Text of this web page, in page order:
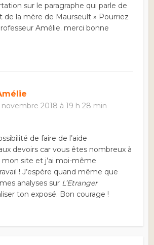
sur le paragraphe qui parle de
de la mère de Maurseult » Pourriez
Amélie. merci bonne
novembre 2018 à 19 h 28 min
de faire de l’aide
devoirs car vous êtes nombreux à
site et j’ai moi-même
! J’espère quand même que
analyses sur L’Etranger
ton exposé. Bon courage !